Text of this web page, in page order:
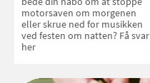
motorsaven om morgenen
eller skrue ned for musikken
ved festen om natten? Få svar
her